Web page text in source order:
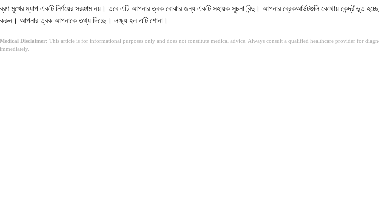
ব্রণ মুখের ম্যাপ একটি নির্ণয়ের সরঞ্জাম নয়। তবে এটি আপনার ত্বক বোঝার জন্য একটি সহায়ক সূচনা বিন্দু। আপনার ব্রেকআউটগুলি কোথায় কেন্দ্রীভূত
করুন। আপনার ত্বক আপনাকে তথ্য দিচ্ছে। লক্ষ্য হল এটি শোনা।
Medical Disclaimer: This article is for informational purposes only and does not constitute medical advice. Always consult a qualified healthcare provider for
immediately.